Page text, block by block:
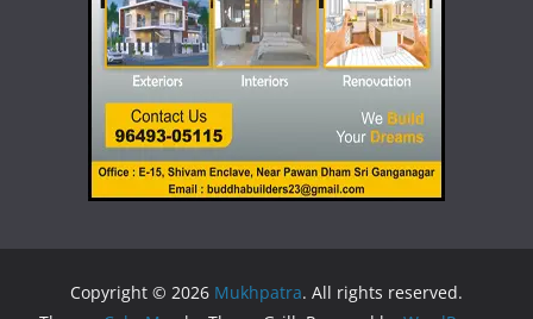
Copyright © 2026 Mukhpatra. All rights reserved.